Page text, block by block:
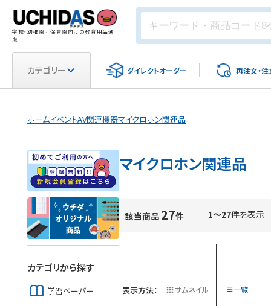
学校・幼稚園／保育園向けの教育用品通
販
カテゴリー ダイレクトオーダー 再注文・注
ホームイベントAV関連機器マイクロホン関連品
マイクロホン関連品
該当商品 27件 1～27件を表示
表示方法： サムネイル 一覧
カテゴリから探す
学習ペーパー